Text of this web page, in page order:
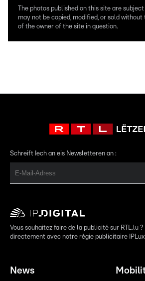
The photos published on this site are
may not be copied, modified, or sold
of the owner of the site in question.
Schreift Iech an eis Newsletteren an :
Vous souhaitez faire de la publicité sur RTL.lu
directement avec notre régie publicitaire
News